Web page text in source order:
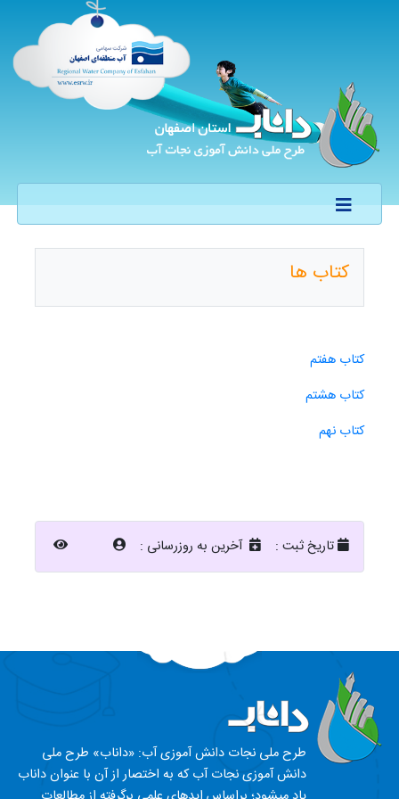
کتاب ها
کتاب هفتم
کتاب هشتم
کتاب نهم
تاریخ ثبت : آخرین به روزرسانی :
طرح ملی نجات دانش‏ آموزی آب: «داناب» طرح ملی
دانش‏ آموزی نجات آب که به اختصار از آن با عنوان داناب